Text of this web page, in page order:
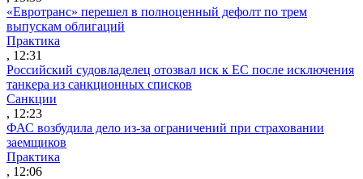
«Евротранс» перешел в полноценный дефолт по трем
выпускам облигаций
Практика
, 12:31
Российский судовладелец отозвал иск к ЕС после исключения
танкера из санкционных списков
Санкции
, 12:23
ФАС возбудила дело из-за ограничений при страховании
заемщиков
Практика
, 12:06